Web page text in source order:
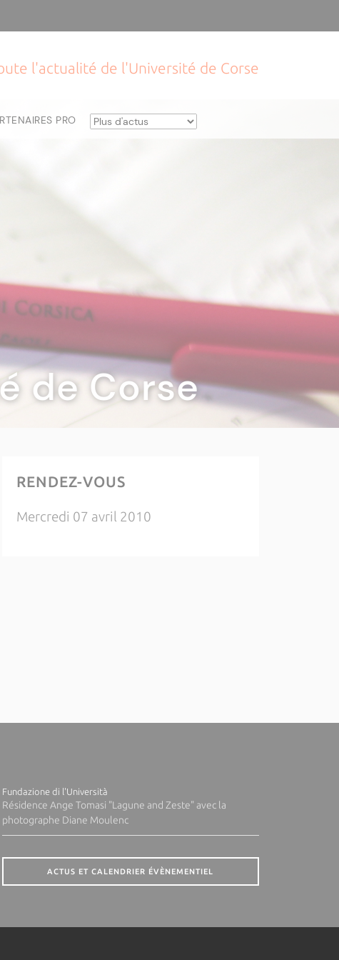
l'actualité de l'Université de Corse
PRO
de Corse
RENDEZ-VOUS
Mercredi 07 avril 2010
Fundazione di l'Università
Résidence Ange Tomasi "Lagune and Zeste" avec la
photographe Diane Moulenc
ACTUS ET CALENDRIER ÉVÈNEMENTIEL